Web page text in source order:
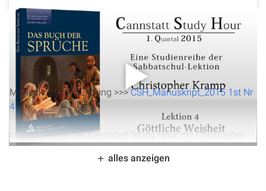
22. Januar 2015 1.257Klicks Download
Manuskript zur Sendung >>>CSH_Manuskript_2015 1st Nr
4
In dieser Folge der Cannstatt Study Hour mit Christopher
Kramp tauchen wir tief in das Buch der Sprüche ein,
genauer gesagt in Kapitel 8 und 9, um das Konzept der
alles anzeigen
Über Uns
Kontakt
Spenden